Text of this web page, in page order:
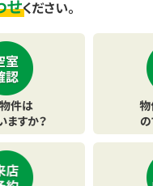
店舗・事務所を探す
大家さん募集
会社案内
スタッフ紹介
コインパーキングのご案内